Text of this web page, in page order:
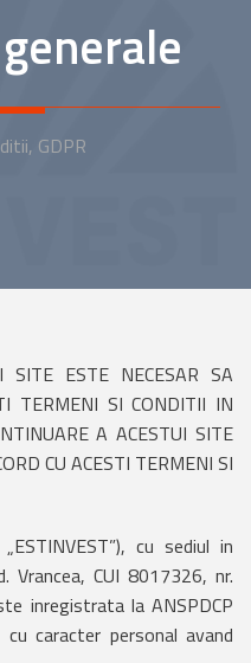
GDPR
SITE ESTE NECESAR SA
TERMENI SI CONDITII IN
A ACESTUI SITE
CU ACESTI TERMENI SI
cu sediul in
Vrancea, CUI 8017326, nr.
inregistrata la ANSPDCP
caracter personal avand